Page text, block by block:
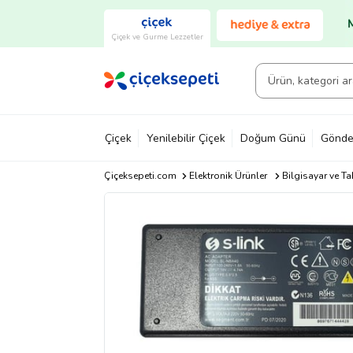
Çiçek ve Gurme Lezzetler
Çiçek Yenilebilir Çiçek Doğum Günü
Çiçeksepeti.com Elektronik Ürünler Bilgisayar ve